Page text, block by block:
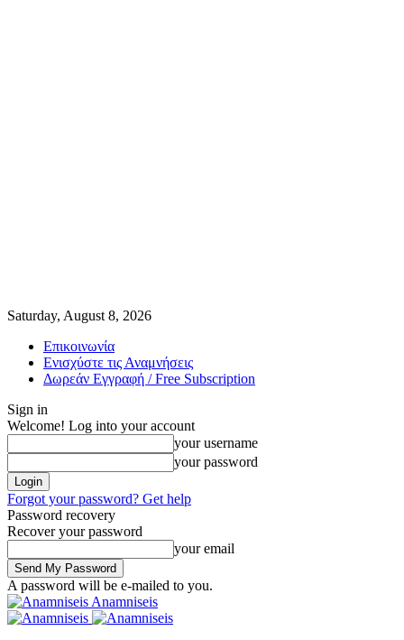
Saturday, August 8, 2026
Επικοινωνία
Ενισχύστε τις Αναμνήσεις
Δωρεάν Εγγραφή / Free Subscription
Sign in
Welcome! Log into your account
your username
your password
Forgot your password? Get help
Password recovery
Recover your password
your email
A password will be e-mailed to you.
Anamniseis